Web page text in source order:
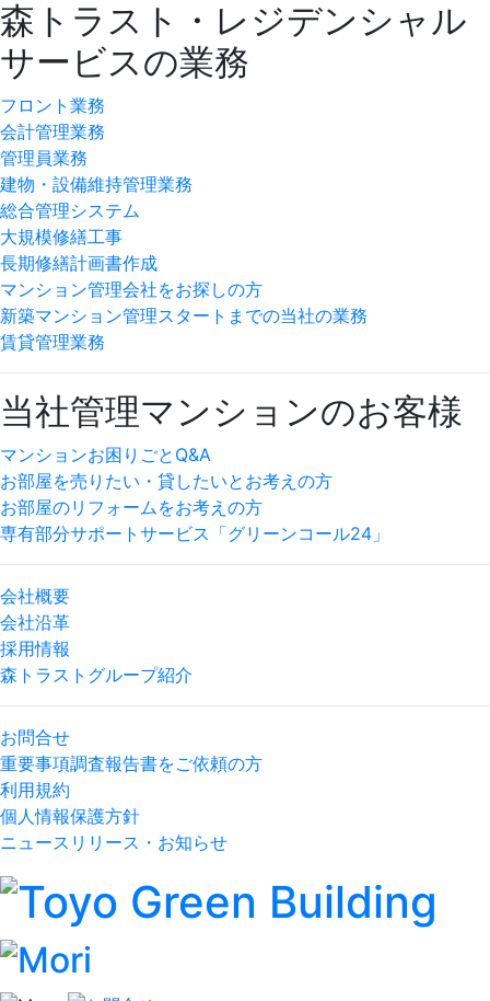
森トラスト・レジデンシャル
サービスの業務
フロント業務
会計管理業務
管理員業務
建物・設備維持管理業務
総合管理システム
大規模修繕工事
長期修繕計画書作成
マンション管理会社をお探しの方
新築マンション管理スタートまでの当社の業務
賃貸管理業務
当社管理マンションのお客様
マンションお困りごとQ&A
お部屋を売りたい・貸したいとお考えの方
お部屋のリフォームをお考えの方
専有部分サポートサービス「グリーンコール24」
会社概要
会社沿革
採用情報
森トラストグループ紹介
お問合せ
重要事項調査報告書をご依頼の方
利用規約
個人情報保護方針
ニュースリリース・お知らせ